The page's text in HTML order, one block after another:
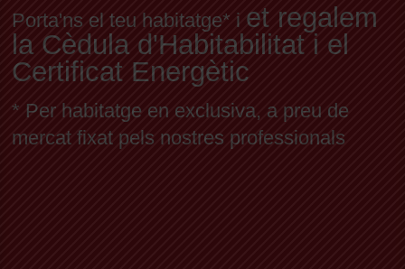
Porta'ns el teu habitatge* i et regalem
la Cèdula d'Habitabilitat i el
Certificat Energètic
* Per habitatge en exclusiva, a preu de
mercat fixat pels nostres professionals